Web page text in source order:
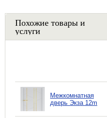
Похожие товары и
услуги
Межкомнатная
дверь Экзa 12m